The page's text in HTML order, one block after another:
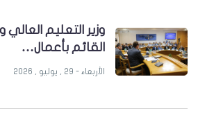
وزير التعليم
القائم بأعمال…
الأربعاء - 29 , يوليو , 2026